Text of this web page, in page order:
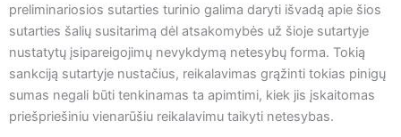
preliminariosios sutarties turinio galima daryti išvadą apie šios
sutarties šalių susitarimą dėl atsakomybės už šioje sutartyje
nustatytų įsipareigojimų nevykdymą netesybų forma. Tokią
sankciją sutartyje nustačius, reikalavimas grąžinti tokias pinigų
sumas negali būti tenkinamas ta apimtimi, kiek jis įskaitomas
priešpriešiniu vienarūšiu reikalavimu taikyti netesybas.